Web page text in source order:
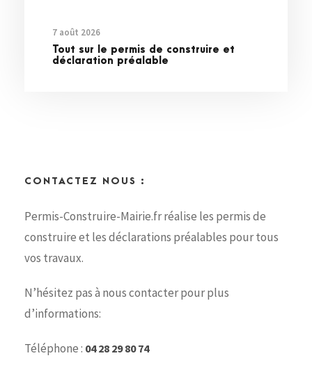
7 août 2026
Tout sur le permis de construire et
déclaration préalable
CONTACTEZ NOUS :
Permis-Construire-Mairie.fr réalise les permis de
construire et les déclarations préalables pour tous
vos travaux.
N’hésitez pas à nous contacter pour plus
d’informations:
Téléphone : 04 28 29 80 74